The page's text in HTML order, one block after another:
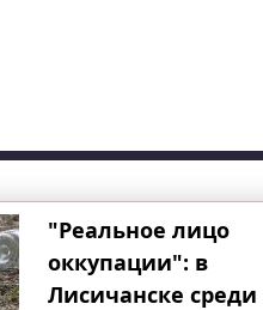
"Реальное лицо
оккупации": в
Лисичанске среди